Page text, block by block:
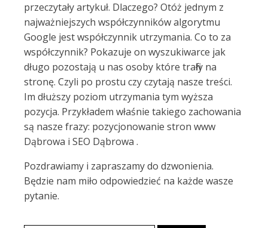
przeczytały artykuł. Dlaczego? Otóż jednym z
najważniejszych współczynników algorytmu
Google jest współczynnik utrzymania. Co to za
współczynnik? Pokazuje on wyszukiwarce jak
długo pozostają u nas osoby które trafiły na
stronę. Czyli po prostu czy czytają nasze treści.
Im dłuższy poziom utrzymania tym wyższa
pozycja. Przykładem właśnie takiego zachowania
są nasze frazy: pozycjonowanie stron www
Dąbrowa i SEO Dąbrowa .
Pozdrawiamy i zapraszamy do dzwonienia.
Będzie nam miło odpowiedzieć na każde wasze
pytanie.